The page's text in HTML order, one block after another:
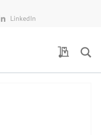
LinkedIn
Meine